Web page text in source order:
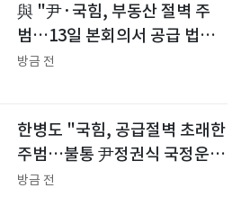
與 "尹·국힘, 부동산 절벽 주
범…13일 본회의서 공급 법안
처리"
방금 전
한병도 "국힘, 공급절벽 초래한
주범…불통 尹정권식 국정운영
안 할 것"
방금 전